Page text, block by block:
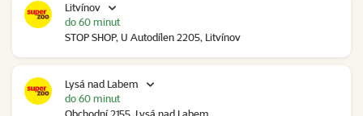
Litvínov
STOP SHOP, U Autodílen 2205, Litvínov
do 60 minut
Lysá nad Labem
do 60 minut